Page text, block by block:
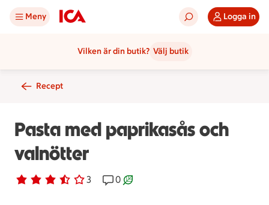
Meny Logga in
Vilken är din butik? Välj butik
Recept
Pasta med paprikasås och
valnötter
Betyg 3.7 av 5. 3
3 personer har röstatReceptet har 0 kommentarer
0 Receptet är ett klimartsmart val.